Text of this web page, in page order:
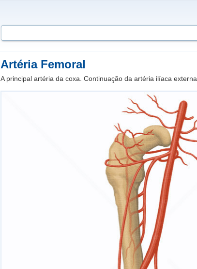
Artéria Femoral
A principal artéria da coxa. Continuação da artéria ilíaca externa.